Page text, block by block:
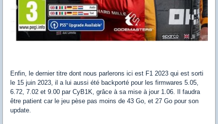
Enfin, le dernier titre dont nous parlerons ici est F1 2023 qui est sorti
le 15 juin 2023, il a lui aussi été backporté pour les firmwares 5.05,
6.72, 7.02 et 9.00 par CyB1K, grâce à sa mise à jour 1.06. Il faudra
être patient car le jeu pèse pas moins de 43 Go, et 27 Go pour son
update.